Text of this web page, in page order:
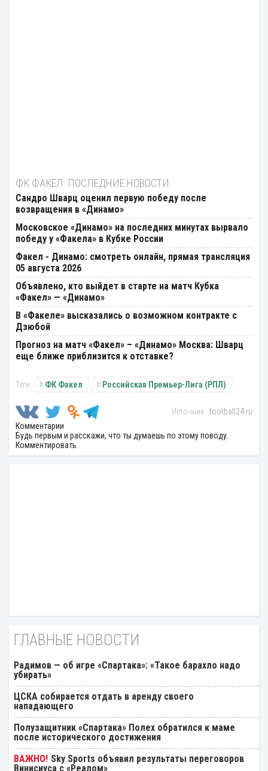
ФК ФАКЕЛ: ПОСЛЕДНИЕ НОВОСТИ
Сандро Шварц оценил первую победу после
возвращения в «Динамо»
Московское «Динамо» на последних минутах вырвало
победу у «Факела» в Кубке России
Факел - Динамо: смотреть онлайн, прямая трансляция
05 августа 2026
Объявлено, кто выйдет в старте на матч Кубка
«Факел» — «Динамо»
В «Факеле» высказались о возможном контракте с
Дзюбой
Прогноз на матч «Факел» – «Динамо» Москва: Шварц
еще ближе приблизится к отставке?
ФК Факел Российская Премьер-Лига (РПЛ)
football24.ru
Комментарии
Будь первым и расскажи, что ты думаешь по этому поводу.
Комментировать
ГЛАВНЫЕ НОВОСТИ
Радимов — об игре «Спартака»: «Такое барахло надо
убирать»
ЦСКА собирается отдать в аренду своего
нападающего
Полузащитник «Спартака» Полех обратился к маме
после исторического достижения
Sky Sports объявил результаты переговоров
Винисиуса с «Реалом»